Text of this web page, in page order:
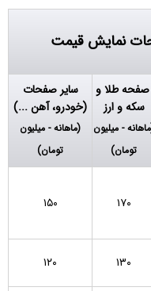
نمایش قیمت
صفحه طلا و
سکه و ارز
- میلیون
تومان)
سایر صفحات
(خودرو، آهن ...)
(ماهانه - میلیون
تومان)
۱۷۰ ۱۵۰
۱۳۰ ۱۲۰